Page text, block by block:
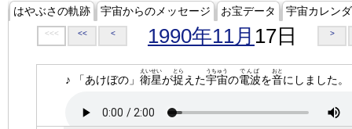
はやぶさの軌跡 宇宙からのメッセージ お宝データ 宇宙カレン
<<< << < 1990年11月 17日 >
♪ 「あけぼの」 衛星
えいせい
が捉
とら
えた宇宙
うちゅう
の電波
でんぱ
を音
おと
にしました。